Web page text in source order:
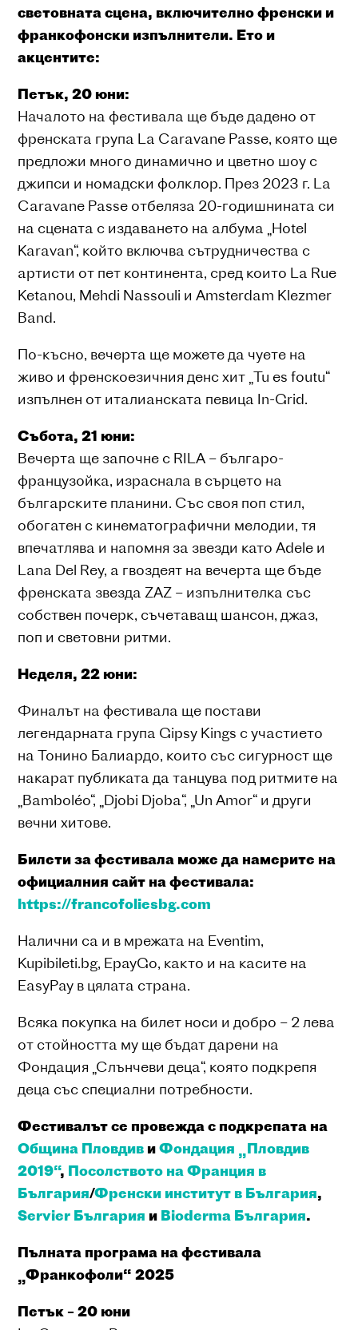
световната сцена, включително френски и
франкофонски изпълнители. Ето и
акцентите:
Петък, 20 юни:
Началото на фестивала ще бъде дадено от
френската група La Caravane Passe, която ще
предложи много динамично и цветно шоу с
джипси и номадски фолклор. През 2023 г. La
Caravane Passe отбеляза 20-годишнината си
на сцената с издаването на албума „Hotel
Karavan“, който включва сътрудничества с
артисти от пет континента, сред които La Rue
Ketanou, Mehdi Nassouli и Amsterdam Klezmer
Band.
По-късно, вечерта ще можете да чуете на
живо и френскоезичния денс хит „Tu es foutu“
изпълнен от италианската певица In-Grid.
Събота, 21 юни:
Вечерта ще започне с RILA – българо-
французойка, израснала в сърцето на
българските планини. Със своя поп стил,
обогатен с кинематографични мелодии, тя
впечатлява и напомня за звезди като Adele и
Lana Del Rey, а гвоздеят на вечерта ще бъде
френската звезда ZAZ – изпълнителка със
собствен почерк, съчетаващ шансон, джаз,
поп и световни ритми.
Неделя, 22 юни:
Финалът на фестивала ще постави
легендарната група Gipsy Kings с участието
на Тонино Балиардо, които със сигурност ще
накарат публиката да танцува под ритмите на
„Bamboléo“, „Djobi Djoba“, „Un Amor“ и други
вечни хитове.
Билети за фестивала може да намерите на
официалния сайт на фестивала:
https://francofoliesbg.com
Налични са и в мрежата на Eventim,
Kupibileti.bg, EpayGo, както и на касите на
EasyPay в цялата страна.
Всяка покупка на билет носи и добро – 2 лева
от стойността му ще бъдат дарени на
Фондация „Слънчеви деца“, която подкрепя
деца със специални потребности.
Фестивалът се провежда с подкрепата на
Община Пловдив иФондация „Пловдив
2019“, Посолството на Франция в
България/Френски институт в България,
Servier България и Bioderma България.
Пълната програма на фестивала
„Франкофоли“ 2025
Петък – 20 юни